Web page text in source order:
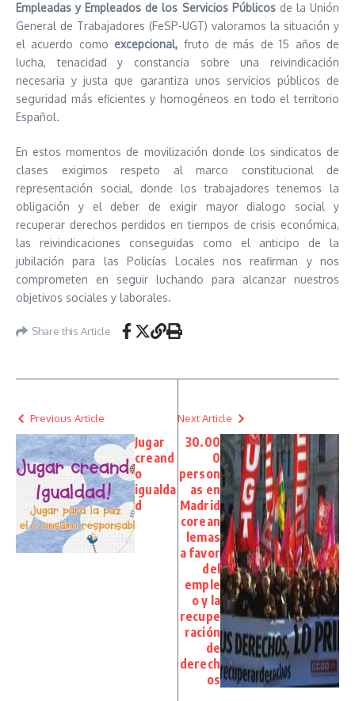
Empleadas y Empleados de los Servicios Públicosde la Unión
General de Trabajadores (FeSP-UGT) valoramos la situación y
el acuerdo como excepcional, fruto de más de 15 años de
lucha, tenacidad y constancia sobre una reivindicación
necesaria y justa que garantiza unos servicios públicos de
seguridad más eficientes y homogéneos en todo el territorio
Español.
En estos momentos de movilización donde los sindicatos de
clases exigimos respeto al marco constitucional de
representación social, donde los trabajadores tenemos la
obligación y el deber de exigir mayor dialogo social y
recuperar derechos perdidos en tiempos de crisis económica,
las reivindicaciones conseguidas como el anticipo de la
jubilación para las Policías Locales nos reafirman y nos
comprometen en seguir luchando para alcanzar nuestros
objetivos sociales y laborales.
Share this Article
Previous Article
Jugar
creand
o
igualda
d
Next Article
30.00
0
person
as en
Madrid
corean
lemas
a favor
del
emple
o y la
recupe
ración
de
derech
os